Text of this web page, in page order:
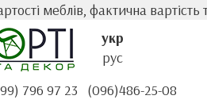
фактична вартість
укр
рус
796 97 23 (096)486-25-08